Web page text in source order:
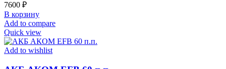
7600 ₽
В корзину
Add to compare
Quick view
Add to wishlist